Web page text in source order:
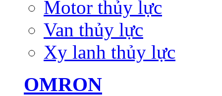
Motor thủy lực
Van thủy lực
Xy lanh thủy lực
OMRON